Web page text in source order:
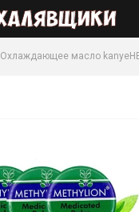
Охлаждающее масло